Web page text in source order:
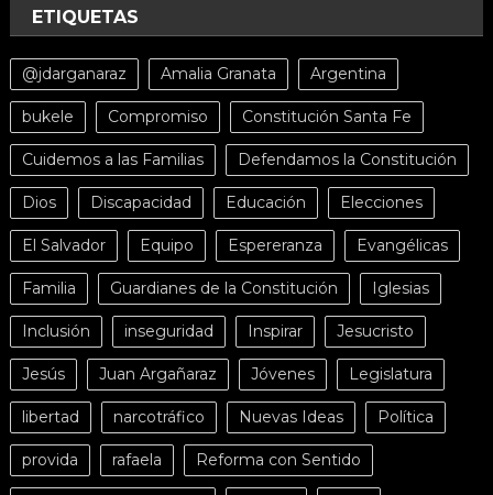
ETIQUETAS
@jdarganaraz Amalia Granata Argentina
bukele Compromiso Constitución Santa Fe
Cuidemos a las Familias Defendamos la Constitución
Dios Discapacidad Educación Elecciones
El Salvador Equipo Espereranza Evangélicas
Familia Guardianes de la Constitución Iglesias
Inclusión inseguridad Inspirar Jesucristo
Jesús Juan Argañaraz Jóvenes Legislatura
libertad narcotráfico Nuevas Ideas Política
provida rafaela Reforma con Sentido